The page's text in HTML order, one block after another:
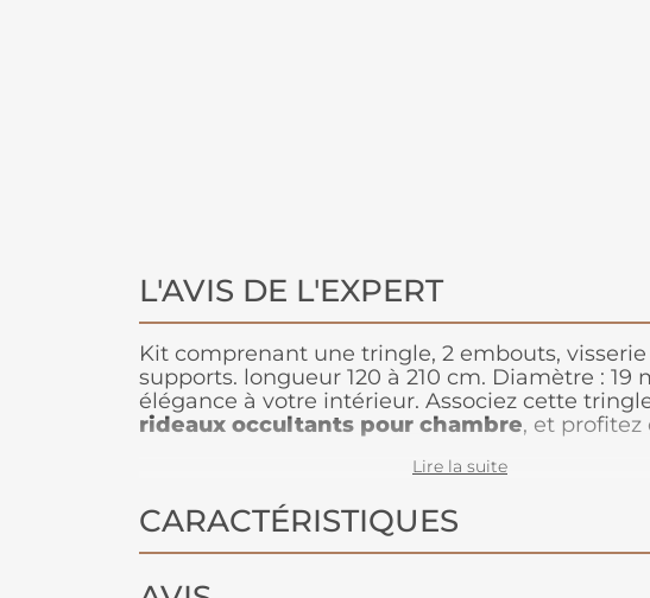
L'AVIS DE L'EXPERT
Kit comprenant une tringle, 2 embouts, visserie
supports. longueur 120 à 210 cm. Diamètre : 19
élégance à votre intérieur. Associez cette
rideaux occultants pour chambre, et profitez
Lire la suite
CARACTÉRISTIQUES